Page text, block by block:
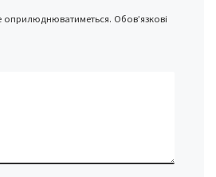
оприлюднюватиметься. Обов’язкові